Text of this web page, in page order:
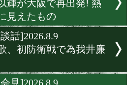
ッズジュニアボクシン
タ
後談話]2026.8.9
寿以輝が大阪で再出発
先に見えたもの